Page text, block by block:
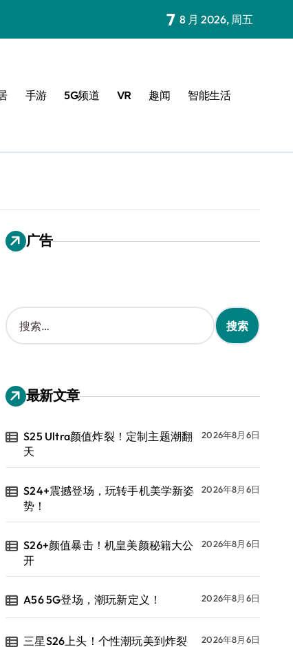
7 8 月 2026, 周五
手游 5G频道 VR 趣闻 智能生活
广告
搜
索
：
最新文章
S25 Ultra颜值炸裂！定制主题潮翻
天
2026年8月6日
S24+震撼登场，玩转手机美学新姿
势！
2026年8月6日
S26+颜值暴击！机皇美颜秘籍大公
开
2026年8月6日
A56 5G登场，潮玩新定义！ 2026年8月6日
三星S26上头！个性潮玩美到炸裂 2026年8月6日